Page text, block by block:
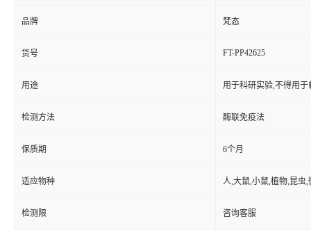
品牌 梵态
货号 FT-PP42625
用途 用于科研实验,不得用于
检测方法 酶联免疫法
保质期 6个月
适应物种 人,大鼠,小鼠,植物,昆虫,
检测限 咨询客服